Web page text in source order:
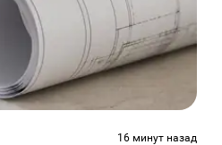
16 минут назад